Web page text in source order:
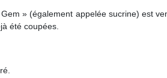
» (également appelée sucrine) est
été coupées.